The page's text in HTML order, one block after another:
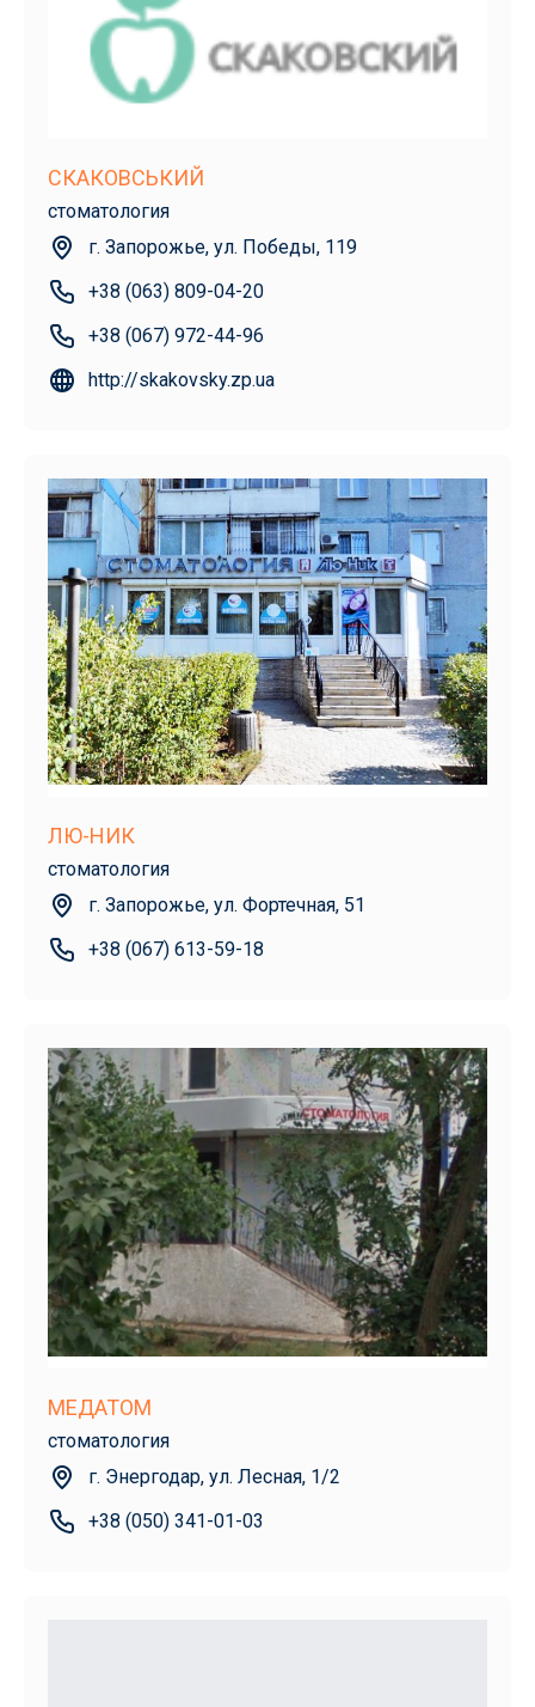
СКАКОВСЬКИЙ
стоматология
г. Запорожье, ул. Победы, 119
+38 (063) 809-04-20
+38 (067) 972-44-96
http://skakovsky.zp.ua
ЛЮ-НИК
стоматология
г. Запорожье, ул. Фортечная, 51
+38 (067) 613-59-18
МЕДАТОМ
стоматология
г. Энергодар, ул. Лесная, 1/2
+38 (050) 341-01-03